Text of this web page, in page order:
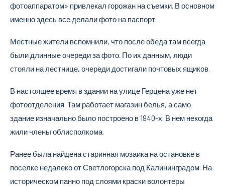
фотоаппаратом» привлекал горожан на съемки. В основном
именно здесь все делали фото на паспорт.
Местные жители вспомнили, что после обеда там всегда
были длинные очереди за фото. По их данным, люди
стояли на лестнице, очереди достигали почтовых ящиков.
В настоящее время в здании на улице Герцена уже нет
фотоотделения. Там работает магазин белья, а само
здание изначально было построено в 1940-х. В нем некогда
жили члены обл­исполкома.
Ранее была найдена старинная мозаика на остановке в
поселке недалеко от Светлогорска под Калининградом. На
историческом панно под слоями краски волонтеры